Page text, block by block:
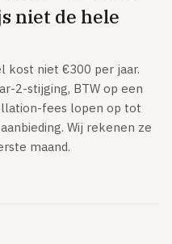
niet de hele
kost niet €300 per jaar.
2-stijging, BTW op een
fees lopen op tot
Wij rekenen ze
maand.